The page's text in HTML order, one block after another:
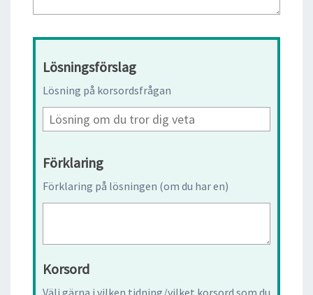
Lösningsförslag
Lösning på korsordsfrågan
Förklaring
Förklaring på lösningen (om du har en)
Korsord
Välj gärna i vilken tidning/vilket korsord som du